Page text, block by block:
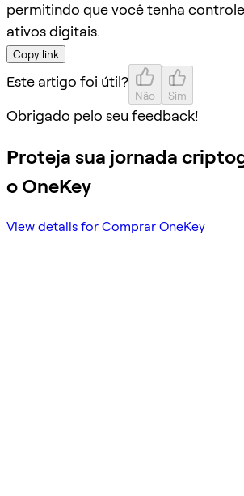
permitindo que você tenha
ativos digitais.
Copy link
Este artigo foi útil?
Não Sim
Obrigado pelo seu feedback!
Proteja sua jornada
o OneKey
View details for Comprar OneKey